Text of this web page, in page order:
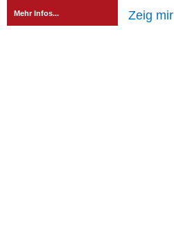
Mehr Infos... Zeig mir